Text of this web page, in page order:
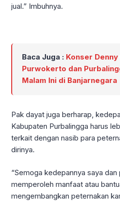
jual.” Imbuhnya.
Baca Juga : Konser Denny
Purwokerto dan
Malam Ini di Banjarnegara
Pak dayat juga berharap,
Kabupaten Purbalingga harus
terkait dengan nasib para
dirinya.
“Semoga kedepannya saya dan
memperoleh manfaat atau
mengembangkan peternakan